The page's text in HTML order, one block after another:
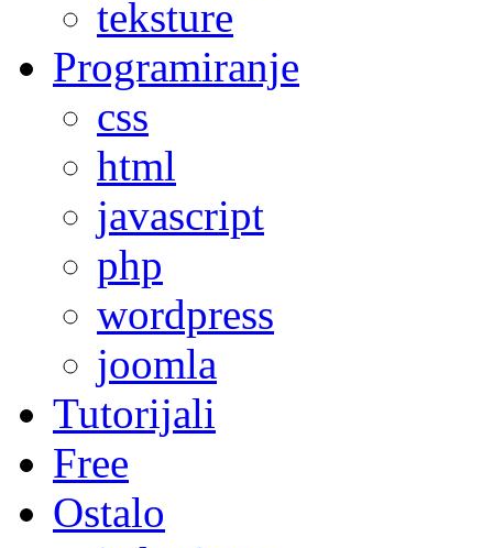
teksture
Programiranje
css
html
javascript
php
wordpress
joomla
Tutorijali
Free
Ostalo